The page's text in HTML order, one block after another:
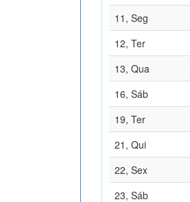
11, Seg
12, Ter
13, Qua
16, Sáb
19, Ter
21, Qui
22, Sex
23, Sáb